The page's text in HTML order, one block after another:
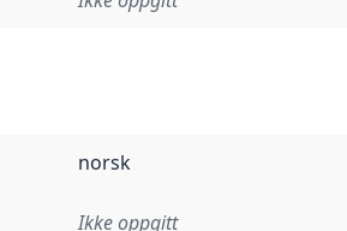
norsk
Ikke oppgitt